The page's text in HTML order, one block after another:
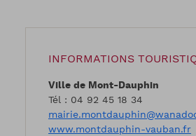
INFORMATIONS
Ville de Mont-Dauphin
Tél : 04 92 45 18 34
www.montdauphin-vauban.fr